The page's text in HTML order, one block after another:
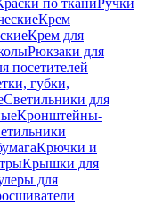
по тканиРучки
Крем
Крем для
Рюкзаки для
посетителей
губки,
Светильники для
Кронштейны-
Крючки и
Крышки для
для